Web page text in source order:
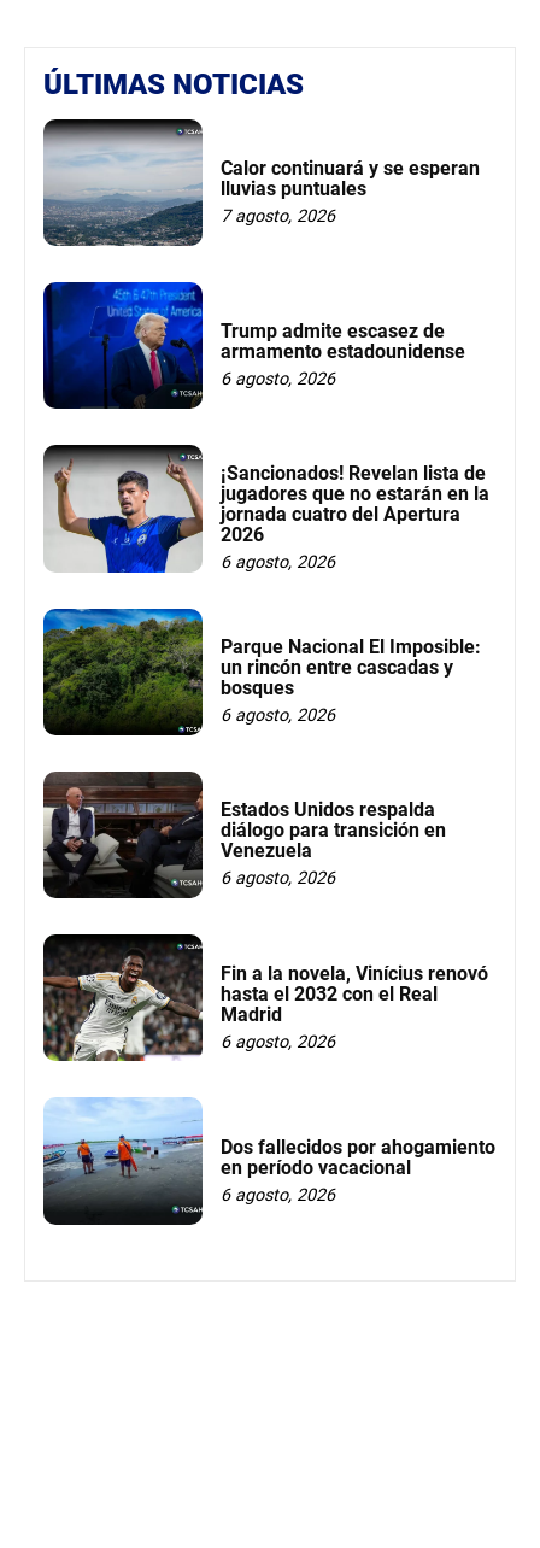
ÚLTIMAS NOTICIAS
Calor continuará y se esperan
lluvias puntuales
7 agosto, 2026
Trump admite escasez de
armamento estadounidense
6 agosto, 2026
¡Sancionados! Revelan lista de
jugadores que no estarán en la
jornada cuatro del Apertura
2026
6 agosto, 2026
Parque Nacional El Imposible:
un rincón entre cascadas y
bosques
6 agosto, 2026
Estados Unidos respalda
diálogo para transición en
Venezuela
6 agosto, 2026
Fin a la novela, Vinícius renovó
hasta el 2032 con el Real
Madrid
6 agosto, 2026
Dos fallecidos por ahogamiento
en período vacacional
6 agosto, 2026